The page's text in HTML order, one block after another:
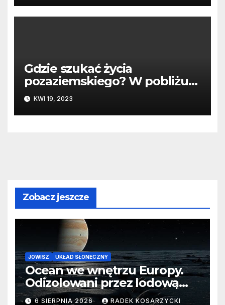
Gdzie szukać życia
pozaziemskiego? W pobliżu
tych gwiazd
KWI 19, 2023
Zobacz jeszcze
JOWISZ UKŁAD SŁONECZNY
Ocean we wnętrzu Europy.
Odizolowani przez lodową
barierę
6 SIERPNIA 2026 RADEK KOSARZYCKI